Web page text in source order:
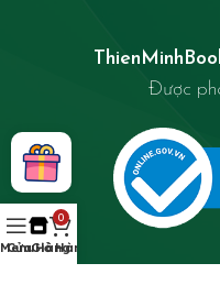
Được
Menu
Cửa Hàng
0
Giỏ Hàng